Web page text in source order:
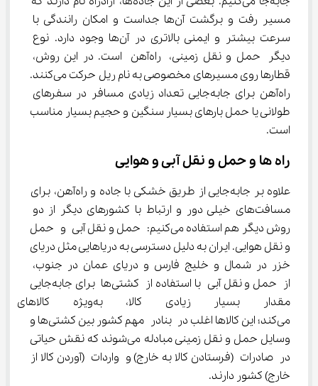
مسیر رفت و برگشت آن‌ها جداست و امکان رانندگی با
سرعت بیشتر و ایمنی بالاتری در آن‌ها وجود دارد. نوع
دیگر حمل و نقل زمینی، راه‌آهن است. در این روش،
قطارها روی مسیرهای مخصوصی به نام ریل حرکت می‌کنند.
راه‌آهن برای جابه‌جایی تعداد زیادی مسافر در سفرهای
طولانی یا حمل بارهای بسیار سنگین و حجیم بسیار مناسب
است.
راه ‌ها و حمل و نقل آبی و هوایی
علاوه بر جابه‌جایی از طریق خشکی با جاده و راه‌آهن، برای
مسافت‌های خیلی دور و ارتباط با کشورهای دیگر از دو
روش دیگر هم استفاده می‌کنیم: حمل و نقل آبی و حمل
و نقل هوایی. ایران به دلیل دسترسی به دریاهایی مثل دریای
خزر در شمال و خلیج فارس و دریای عمان در جنوب،
از حمل و نقل آبی با استفاده از کشتی‌ها برای جابه‌جایی
مقدار بسیار زیادی کالا،
می‌کند؛ این کالاها اغلب در بنادر مهم کشور بین کشتی‌ها و
وسایل حمل و نقل زمینی مبادله می‌شوند که نقش حیاتی
در صادرات (فرستادن کالا به خارج) و واردات (آوردن کالا از
خارج) کشور دارند.